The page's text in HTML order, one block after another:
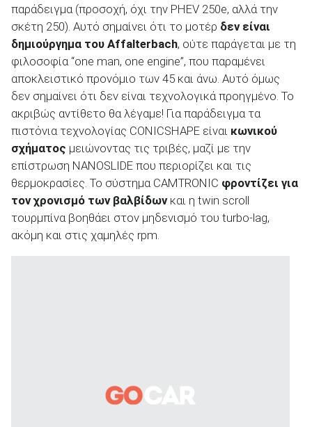
παράδειγμα (προσοχή, όχι την PHEV 250e, αλλά την
σκέτη 250). Αυτό σημαίνει ότι το μοτέρ δεν είναι
δημιούργημα του Affalterbach, ούτε παράγεται με τη
φιλοσοφία “one man, one engine”, που παραμένει
αποκλειστικό προνόμιο των 45 και άνω. Αυτό όμως
δεν σημαίνει ότι δεν είναι τεχνολογικά προηγμένο. Το
ακριβώς αντίθετο θα λέγαμε! Για παράδειγμα τα
πιστόνια τεχνολογίας CONICSHAPE είναι κωνικού
σχήματος μειώνοντας τις τριβές, μαζί με την
επίστρωση NANOSLIDE που περιορίζει και τις
θερμοκρασίες. Το σύστημα CAMTRONIC φροντίζει για
τον χρονισμό των βαλβίδωνκαι η twin scroll
τουρμπίνα βοηθάει στον μηδενισμό του turbo-lag,
ακόμη και στις χαμηλές rpm.